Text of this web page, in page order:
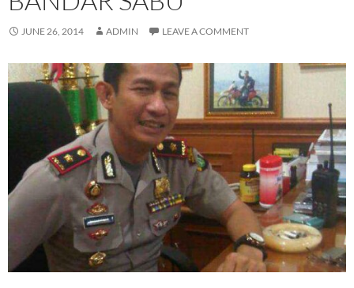
JUNE 26, 2014 ADMIN LEAVE A COMMENT